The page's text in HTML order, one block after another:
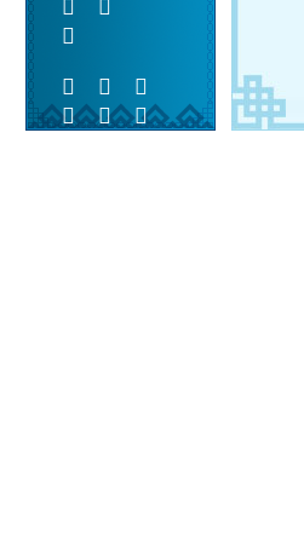
 